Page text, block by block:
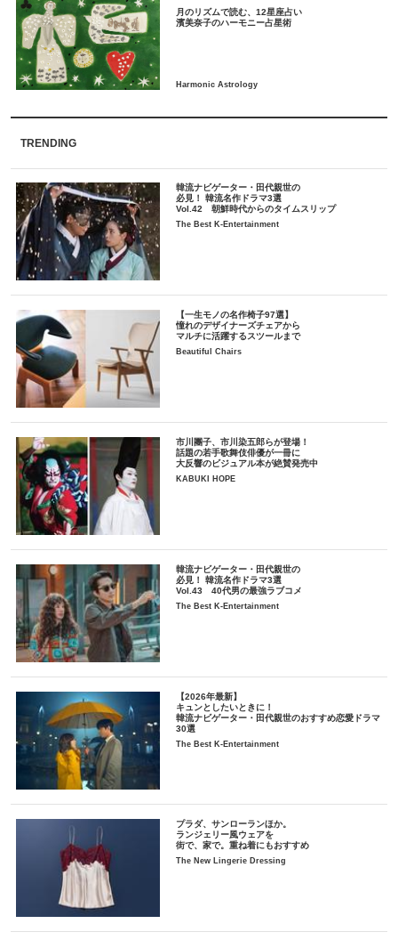
月のリズムで読む、12星座占い
TRENDING
韓流ナビゲーター・田代親世の
必見！ 韓流名作ドラマ3選
Vol.42 朝鮮時代からのタイムスリップ
The Best K-Entertainment
【一生モノの名作椅子97選】
憧れのデザイナーズチェアから
マルチに活躍するスツールまで
Beautiful Chairs
市川團子、市川染五郎らが登場！
話題の若手歌舞伎俳優が一冊に
大反響のビジュアル本が絶賛発売中
KABUKI HOPE
韓流ナビゲーター・田代親世の
必見！ 韓流名作ドラマ3選
Vol.43 40代男の最強ラブコメ
The Best K-Entertainment
【2026年最新】
キュンとしたいときに！
韓流ナビゲーター・田代親世のおすすめ恋愛ドラマ
30選
The Best K-Entertainment
プラダ、サンローランほか。
ランジェリー風ウェアを
街で、家で。重ね着にもおすすめ
The New Lingerie Dressing